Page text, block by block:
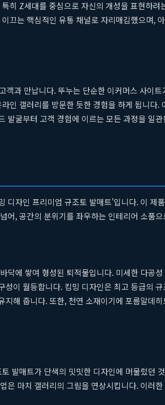
히 Z세대를 중심으로 자신의 개성을 표현하
끄는 핵심적인 유통 채널로 자리매김했으며,
객과 만납니다. 뚜누는 단순한 이커머스 사이
인 갤러리를 방문한 듯한 경험을 하게 됩니
굴부터 고객 경험에 이르는 모든 과정을 일
자인 프리미엄 규조토 발매트'입니다. 이 제
, 공간의 분위기를 좌우하는 인테리어 소품
에 쌓여 형성된 퇴적물입니다. 미세한 다공
이 월등합니다. 킴밍 디자인은 최고 등급의
해 줍니다. 또한, 천연 소재이기에 포름알데
발매트가 단색의 밋밋한 디자인에 머물렀던
마치 갤러리의 그림을 연상시킵니다. 이러
, 주방, 현관 등 평범했던 공간이 특별한 감